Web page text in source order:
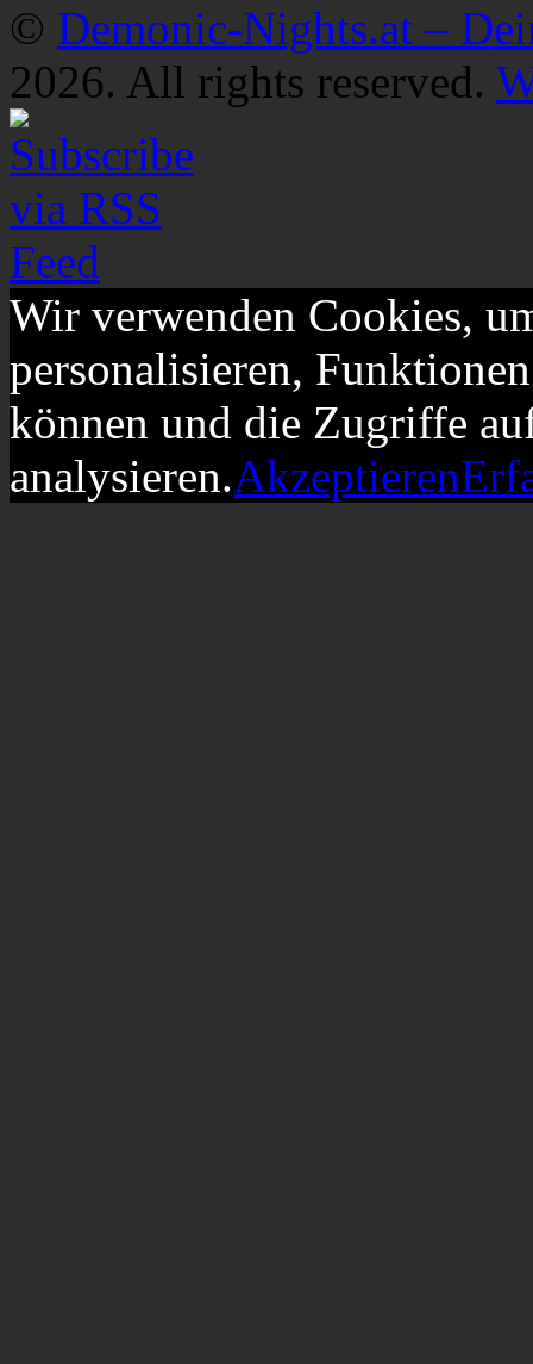
© Demonic-Nights.at –
2026. All rights reserved.
Wir verwenden Cookies,
personalisieren,
können und die Zugriffe
analysieren.Akzeptieren